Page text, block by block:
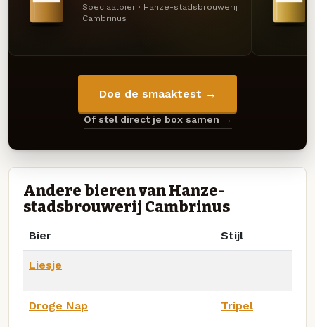
Speciaalbier · Hanze-stadsbrouwerij
Cambrinus
Doe de smaaktest →
Of stel direct je box samen →
Andere bieren van Hanze-
stadsbrouwerij Cambrinus
Bier Stijl
Liesje
Droge Nap Tripel